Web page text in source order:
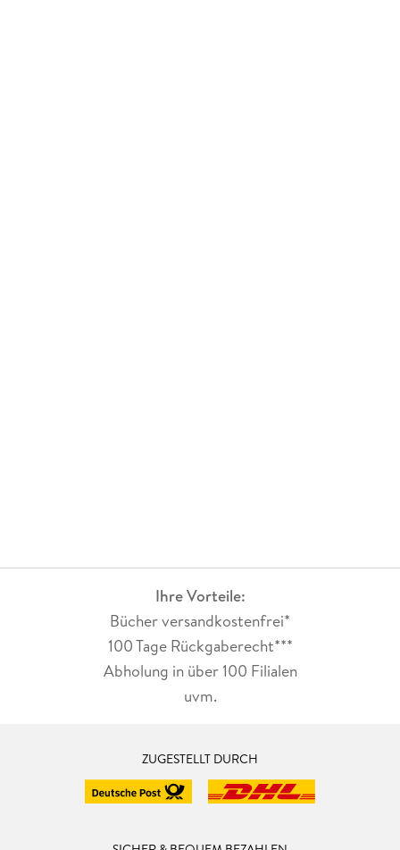
Ihre Vorteile:
Bücher versandkostenfrei*
100 Tage Rückgaberecht***
Abholung in über 100 Filialen
uvm.
ZUGESTELLT DURCH